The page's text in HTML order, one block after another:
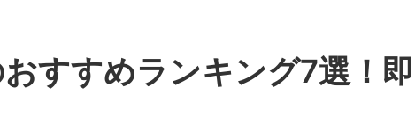
すすめランキング7選！